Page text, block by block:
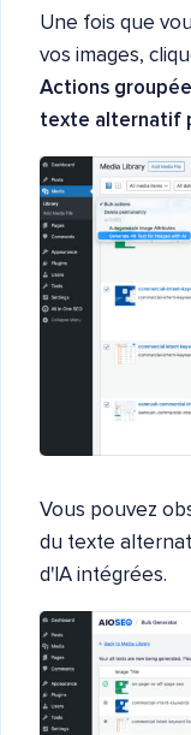
Une fois que
vos images,
Actions
texte alternatif
Vous pouvez
du texte
d'IA intégrées.